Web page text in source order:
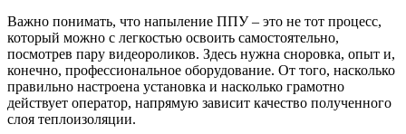
Важно понимать, что напыление ППУ – это не тот процесс,
который можно с легкостью освоить самостоятельно,
посмотрев пару видеороликов. Здесь нужна сноровка, опыт и,
конечно, профессиональное оборудование. От того, насколько
правильно настроена установка и насколько грамотно
действует оператор, напрямую зависит качество полученного
слоя теплоизоляции.